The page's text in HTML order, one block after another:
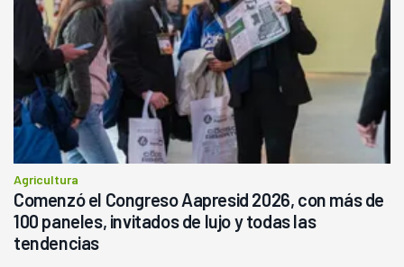
Agricultura
Comenzó el Congreso Aapresid 2026, con más de
100 paneles, invitados de lujo y todas las
tendencias